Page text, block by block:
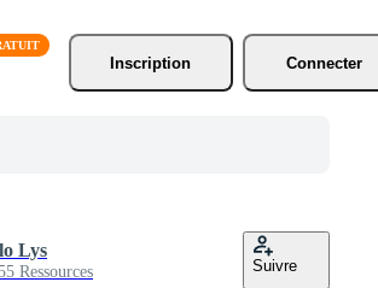
Inscription
Connecter
Lys
Ressources Suivre